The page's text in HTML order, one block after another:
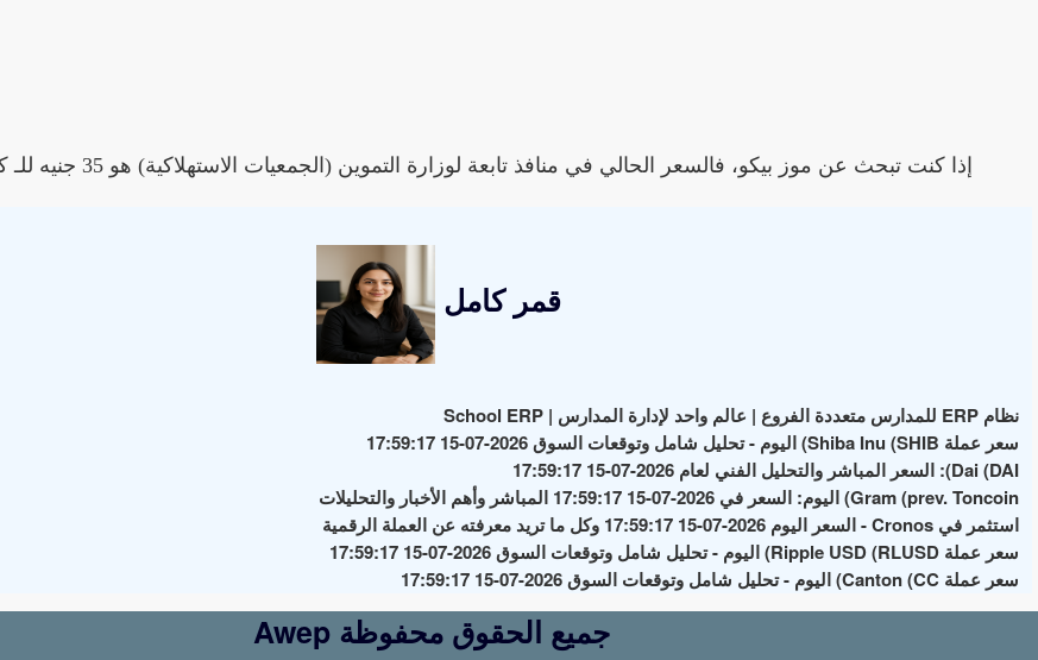
إذا كنت تبحث عن موز بيكو، فالسعر الحالي في منافذ تابعة لوزارة التموين (الجمعيات الاستهلاكية) هو 35 جنيه للـ كيلو.
قمر كامل
نظام ERP للمدارس متعددة الفروع | عالم واحد لإدارة المدارس | School ERP
سعر عملة Shiba Inu (SHIB) اليوم - تحليل شامل وتوقعات السوق 2026-07-15 17:59:17
Dai (DAI): السعر المباشر والتحليل الفني لعام 2026-07-15 17:59:17
Gram (prev. Toncoin) اليوم: السعر في 2026-07-15 17:59:17 المباشر وأهم الأخبار والتحليلات
استثمر في Cronos - السعر اليوم 2026-07-15 17:59:17 وكل ما تريد معرفته عن العملة الرقمية
سعر عملة Ripple USD (RLUSD) اليوم - تحليل شامل وتوقعات السوق 2026-07-15 17:59:17
سعر عملة Canton (CC) اليوم - تحليل شامل وتوقعات السوق 2026-07-15 17:59:17
Awep جميع الحقوق محفوظة